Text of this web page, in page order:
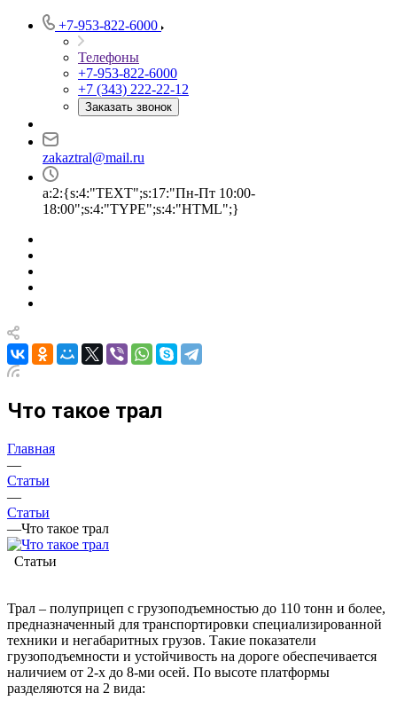
+7-953-822-6000
Телефоны
+7-953-822-6000
+7 (343) 222-22-12
Заказать звонок
zakaztral@mail.ru
a:2:{s:4:"TEXT";s:17:"Пн-Пт 10:00-
18:00";s:4:"TYPE";s:4:"HTML";}
Что такое трал
Главная
—
Статьи
—
Статьи
—Что такое трал
Статьи
Трал – полуприцеп с грузоподъемностью до 110 тонн и более,
предназначенный для транспортировки специализированной
техники и негабаритных грузов. Такие показатели
грузоподъемности и устойчивость на дороге обеспечивается
наличием от 2-х до 8-ми осей. По высоте платформы
разделяются на 2 вида: